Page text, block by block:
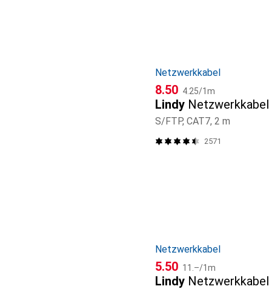
Netzwerkkabel
CHF
8.50 CHF
4.25/1m
Lindy Netzwerkkabel
S/FTP, CAT7, 2 m
2571
Netzwerkkabel
CHF
5.50 CHF
11.–/1m
Lindy Netzwerkkabel